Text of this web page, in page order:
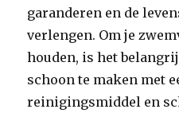
garanderen en de
verlengen. Om je
houden, is het
schoon te maken met
reinigingsmiddel en